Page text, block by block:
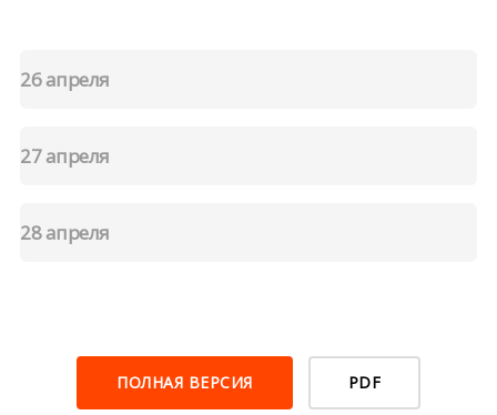
26 апреля
27 апреля
28 апреля
ПОЛНАЯ ВЕРСИЯ PDF